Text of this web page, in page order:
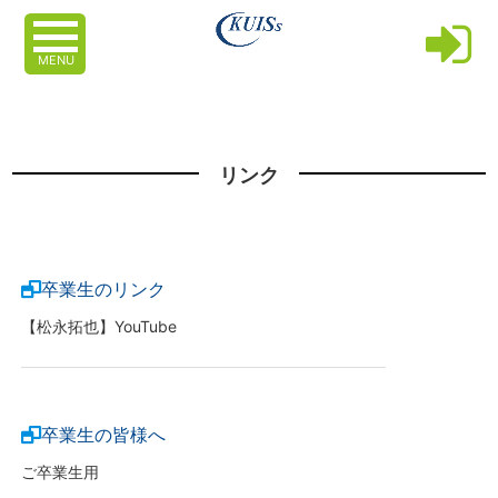
MENU
リンク
卒業生のリンク
【松永拓也】YouTube
卒業生の皆様へ
ご卒業生用